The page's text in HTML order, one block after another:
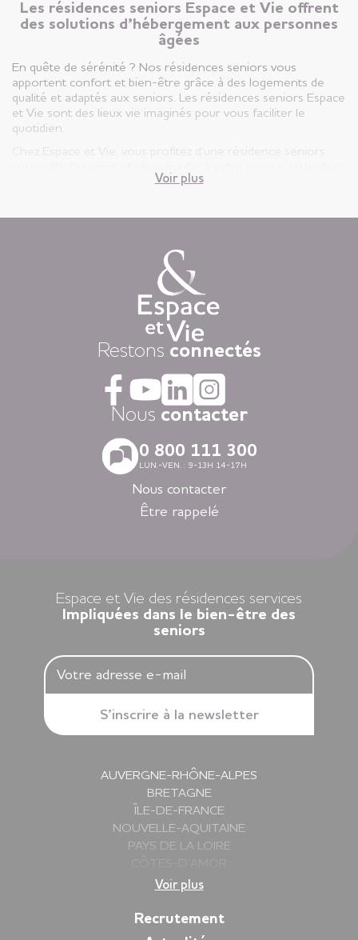
Les résidences seniors Espace et Vie offrent
des solutions d’hébergement aux personnes
âgées
En quête de sérénité ? Nos résidences seniors vous
apportent confort et bien-être grâce à des logements de
qualité et adaptés aux seniors. Les résidences seniors Espace
et Vie sont des lieux vie imaginés pour vous faciliter le
quotidien.
vie privatif et vous êtes libre d’y vivre selon votre rythme et
Chaque jour, nous mettons à disposition des animations
variées auxquelles, vous restez libre d’y participer, une
restauration « fait-maison », et une aide à la personne
attentionnée, réalisée par des équipes de professionnels
Dans nos résidences pour personnes âgées vous vivez dans
la tranquillité grâce au dispositif d’appel d’urgence et la
coordination médicale inclues. Faites le choix du confort
avec la restauration, la blanchisserie, l’espace coiffure-beauté
ou l’espace forme et détente à votre disposition dans vos
espaces communs.
Avec nos logements modernes et spécialement adaptés aux
personnes âgées vous vivez en toute autonomie dans des
villes agréables et des environnements soigneusement
sélectionnés en Nouvelle-Aquitaine, en Auvergne-Rhône-
Alpes, en Ile-de-France, en Bretagne et dans les Pays de la
Voir plus
Restons connectés
Nous contacter
0 800 111 300
LUN.-VEN. : 9-13H 14-17H
Nous contacter
Être rappelé
Espace et Vie des résidences services
Impliquées dans le bien-être des
seniors
AUVERGNE-RHÔNE-ALPES
BRETAGNE
ÎLE-DE-FRANCE
NOUVELLE-AQUITAINE
PAYS DE LA LOIRE
DEUX-SÈVRES
GIRONDE
HAUTE-SAVOIE
Voir plus
Recrutement